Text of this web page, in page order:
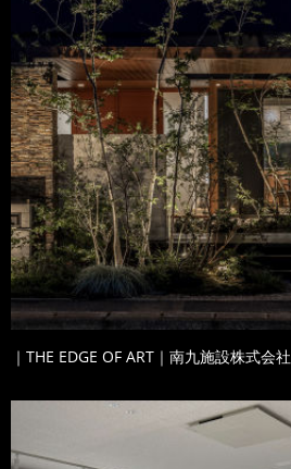
｜THE EDGE OF ART｜南九施設株式会社